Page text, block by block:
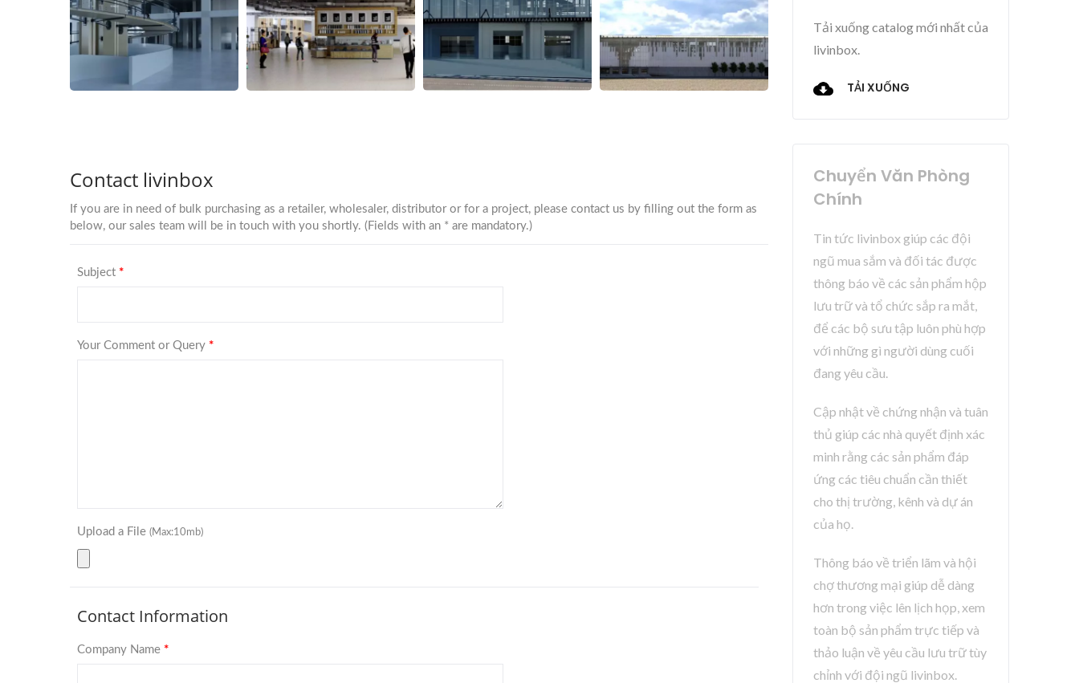
Tải xuống catalog mới nhất của
livinbox.
TẢI XUỐNG
Chuyển Văn Phòng
Chính
Tin tức livinbox giúp các đội
ngũ mua sắm và đối tác được
thông báo về các sản phẩm hộp
lưu trữ và tổ chức sắp ra mắt,
để các bộ sưu tập luôn phù hợp
với những gì người dùng cuối
đang yêu cầu.
Cập nhật về chứng nhận và tuân
thủ giúp các nhà quyết định xác
minh rằng các sản phẩm đáp
ứng các tiêu chuẩn cần thiết
cho thị trường, kênh và dự án
của họ.
Thông báo về triển lãm và hội
chợ thương mại giúp dễ dàng
hơn trong việc lên lịch họp, xem
toàn bộ sản phẩm trực tiếp và
thảo luận về yêu cầu lưu trữ tùy
chỉnh với đội ngũ livinbox.